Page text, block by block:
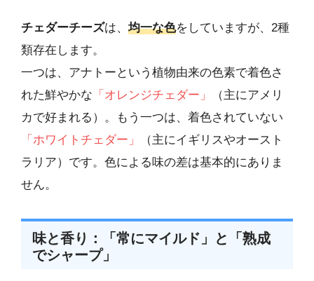
チェダーチーズは、 均一な色をしていますが、2種
類存在します。
一つは、アナトーという植物由来の色素で着色さ
れた鮮やかな 「オレンジチェダー」
（主にアメリ
カで好まれる）。もう一つは、着色されていない
「ホワイトチェダー」
（主にイギリスやオースト
ラリア）です。色による味の差は基本的にありま
せん。
味と香り：「常にマイルド」と「熟成
でシャープ」